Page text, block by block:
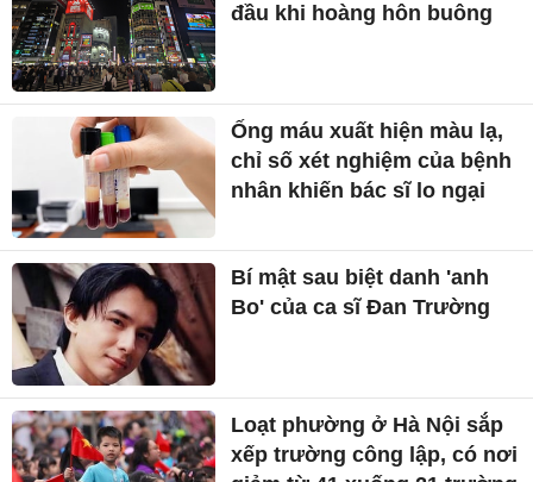
đầu khi hoàng hôn buông
Ống máu xuất hiện màu lạ,
chỉ số xét nghiệm của bệnh
nhân khiến bác sĩ lo ngại
Bí mật sau biệt danh 'anh
Bo' của ca sĩ Đan Trường
Loạt phường ở Hà Nội sắp
xếp trường công lập, có nơi